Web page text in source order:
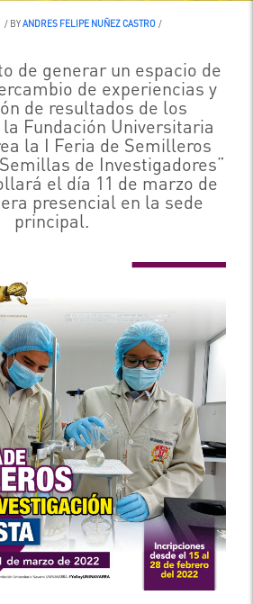
/ BYANDRES FELIPE NUÑEZ CASTRO /
de generar un espacio de
de experiencias y
de resultados de los
Fundación Universitaria
la I Feria de Semilleros
de Investigadores”
el día 11 de marzo de
presencial en la sede
principal.